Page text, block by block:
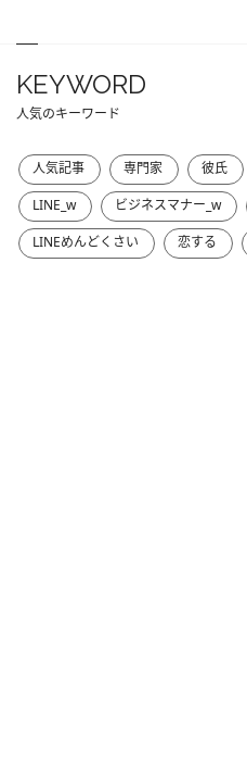
KEYWORD
人気のキーワード
人気記事 専門家 彼氏
LINE_w
ビジネスマナー_w
LINEめんどくさい
恋する